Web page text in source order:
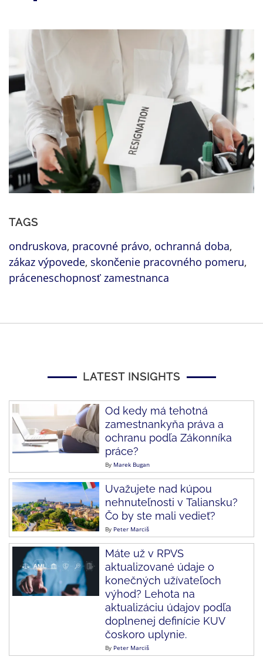
TAGS
ondruskova, pracovné právo, ochranná doba,
zákaz výpovede, skončenie pracovného pomeru,
práceneschopnosť zamestnanca
LATEST INSIGHTS
Od kedy má tehotná
zamestnankyňa práva a
ochranu podľa Zákonníka
práce?
By Marek Bugan
Uvažujete nad kúpou
nehnuteľnosti v Taliansku?
Čo by ste mali vedieť?
By Peter Marciš
Máte už v RPVS
aktualizované údaje o
konečných užívateľoch
výhod? Lehota na
aktualizáciu údajov podľa
doplnenej definície KUV
čoskoro uplynie.
By Peter Marciš